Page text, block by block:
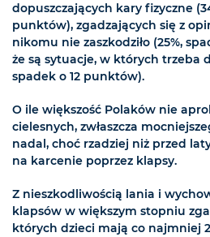
dopuszczających kary fizyczne
punktów), zgadzających się z
nikomu nie zaszkodziło (25%,
że są sytuacje, w których trzeba
spadek o 12 punktów).
O ile większość Polaków nie
cielesnych, zwłaszcza
nadal, choć rzadziej niż przed
na karcenie poprzez klapsy.
Z nieszkodliwością lania i
klapsów w większym stopniu
których dzieci mają co najmniej